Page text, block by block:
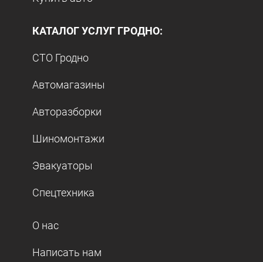
КАТАЛОГ УСЛУГ ГРОДНО:
СТО Гродно
Автомагазины
Авторазборки
Шиномонтажи
Эвакуаторы
Спецтехника
О нас
Написать нам